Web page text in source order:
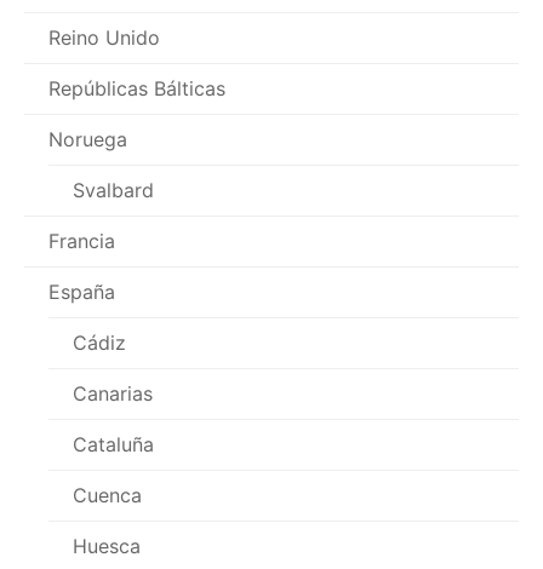
Reino Unido
Repúblicas Bálticas
Noruega
Svalbard
Francia
España
Cádiz
Canarias
Cataluña
Cuenca
Huesca